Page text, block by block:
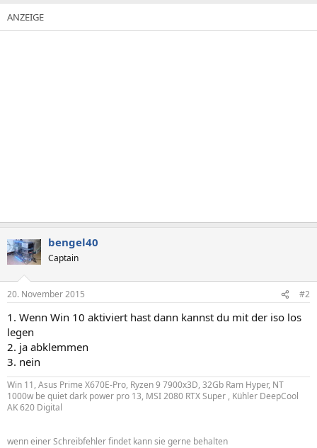
bengel40
Captain
20. November 2015 #2
1. Wenn Win 10 aktiviert hast dann kannst du mit der iso los
legen
2. ja abklemmen
3. nein
Win 11, Asus Prime X670E-Pro, Ryzen 9 7900x3D, 32Gb Ram Hyper, NT
1000w be quiet dark power pro 13, MSI 2080 RTX Super , Kühler DeepCool
AK 620 Digital
wenn einer Schreibfehler findet kann sie gerne behalten